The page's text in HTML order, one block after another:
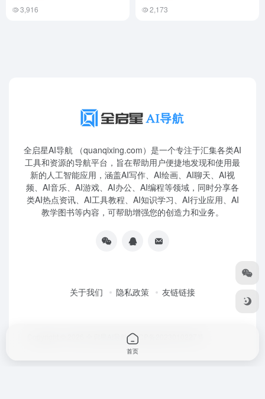
3,916 2,173
全启星AI导航 （quanqixing.com）是一个专注于汇集各类AI
工具和资源的导航平台，旨在帮助用户便捷地发现和使用最
新的人工智能应用，涵盖AI写作、AI绘画、AI聊天、AI视
频、AI音乐、AI游戏、AI办公、AI编程等领域，同时分享各
类AI热点资讯、AI工具教程、AI知识学习、AI行业应用、AI
教学图书等内容，可帮助增强您的创造力和业务。
关于我们 隐私政策 友链链接
全启星AI导航鲁ICP备2023010227号
首页